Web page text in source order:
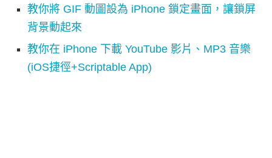
教你將 GIF 動圖設為 iPhone 鎖定畫面，讓鎖屏
背景動起來
教你在 iPhone 下載 YouTube 影片、MP3 音樂
(iOS捷徑+Scriptable App)